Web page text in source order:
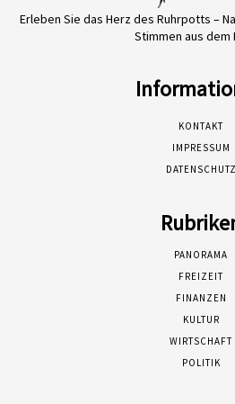
Erleben Sie das Herz des Ruhrpotts –
Stimmen aus dem
KONTAKT
IMPRESSUM
DATENSCHUTZ
PANORAMA
FREIZEIT
FINANZEN
KULTUR
WIRTSCHAFT
POLITIK